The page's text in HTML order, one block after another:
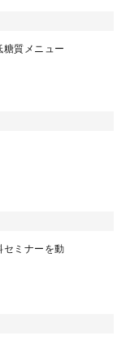
質メニュー
セミナーを動